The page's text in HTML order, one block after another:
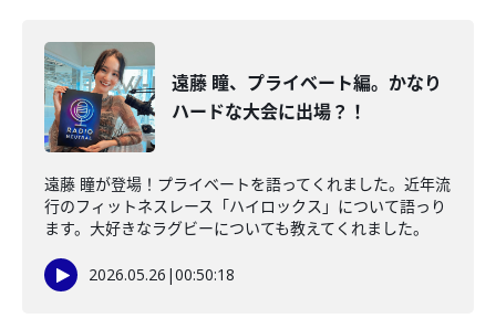
遠藤 瞳、プライベート編。かなり
ハードな大会に出場？！
遠藤 瞳が登場！プライベートを語ってくれました。近年流
行のフィットネスレース「ハイロックス」について語っり
ます。大好きなラグビーについても教えてくれました。
2026.05.26 |00:50:18